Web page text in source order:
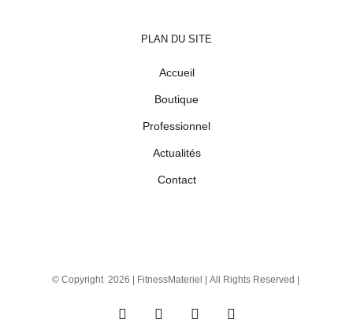
PLAN DU SITE
Accueil
Boutique
Professionnel
Actualités
Contact
© Copyright 2026 | FitnessMateriel | All Rights Reserved |
Facebook
X InstagramPinterest